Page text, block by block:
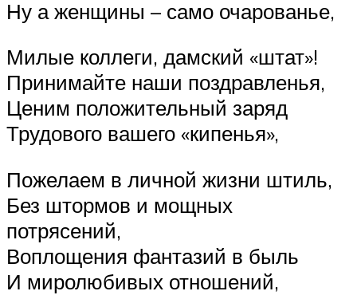
Ну а женщины – само очарованье,
Милые коллеги, дамский «штат»!
Принимайте наши поздравленья,
Ценим положительный заряд
Трудового вашего «кипенья»,
Пожелаем в личной жизни штиль,
Без штормов и мощных
потрясений,
Воплощения фантазий в быль
И миролюбивых отношений,